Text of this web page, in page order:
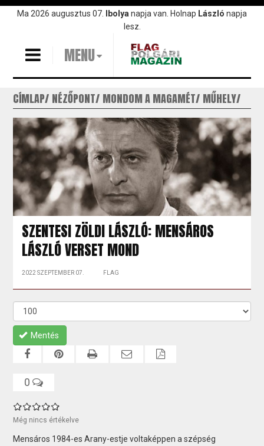
UgrásMa 2026 augusztus 07. Ibolya napja van. Holnap László napja
lesz.
MENU
CÍMLAP NÉZŐPONT MONDOM A MAGAMÉT MŰHELY
SZENTESI ZÖLDI LÁSZLÓ: MENSÁROS
LÁSZLÓ VERSET MOND
2022 SZEPTEMBER 07. FLAG
Mentés
0
Még nincs értékelve
Mensáros 1984-es Arany-estje voltaképpen a szépség